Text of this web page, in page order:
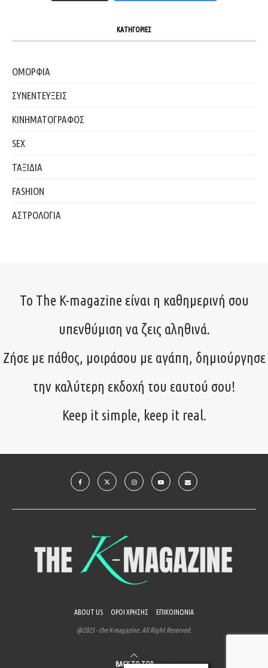
ΚΑΤΗΓΟΡΙΕΣ
ΟΜΟΡΦΙΑ
ΣΥΝΕΝΤΕΥΞΕΙΣ
ΚΙΝΗΜΑΤΟΓΡΑΦΟΣ
SEX
ΤΑΞΙΔΙΑ
FASHION
ΑΣΤΡΟΛΟΓΙΑ
Το The K-magazine είναι η καθημερινή σου
υπενθύμιση να ζεις αληθινά.
Ζήσε με πάθος, μοιράσου με αγάπη, δημιούργησε
την καλύτερη εκδοχή του εαυτού σου!
Keep it simple, keep it real.
ABOUT US ΟΡΟΙ ΧΡΗΣΗΣ ΕΠΙΚΟΙΝΩΝΙΑ
@2025 - the K-magazine. All Right Reserved.
BACK TO TOP